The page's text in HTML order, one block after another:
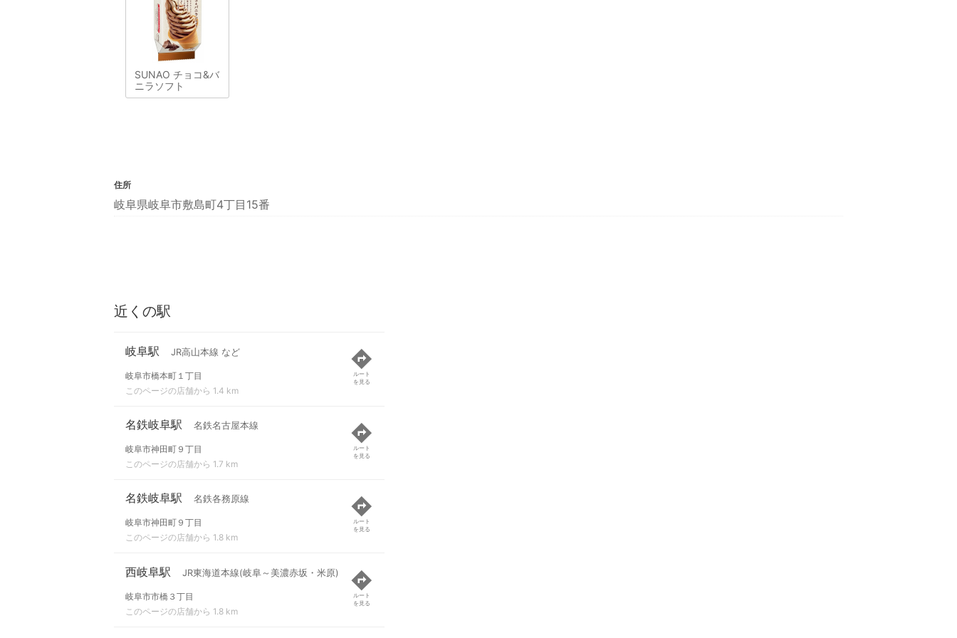
SUNAO チョコ&バ
ニラソフト
住所
岐阜県岐阜市敷島町4丁目15番
近くの駅
岐阜駅 JR高山本線 など
岐阜市橋本町１丁目
このページの店舗から 1.4 km
ルート
を見る
名鉄岐阜駅 名鉄名古屋本線
岐阜市神田町９丁目
このページの店舗から 1.7 km
ルート
を見る
名鉄岐阜駅 名鉄各務原線
岐阜市神田町９丁目
このページの店舗から 1.8 km
ルート
を見る
西岐阜駅 JR東海道本線(岐阜～美濃赤坂・米原)
岐阜市市橋３丁目
このページの店舗から 1.8 km
ルート
を見る